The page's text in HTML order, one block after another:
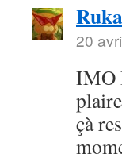
20
IMO
çà